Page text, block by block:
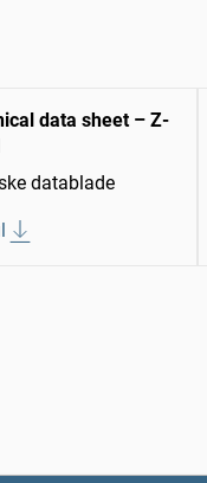
data sheet – Z-
datablade